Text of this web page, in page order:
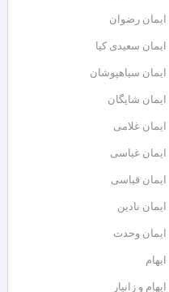
ایمان رضوان
ایمان سعیدی کیا
ایمان سیاهپوشان
ایمان شایگان
ایمان غلامی
ایمان غیاسی
ایمان قیاسی
ایمان نادین
ایمان وحدت
ایهام
ایهام و زانیار